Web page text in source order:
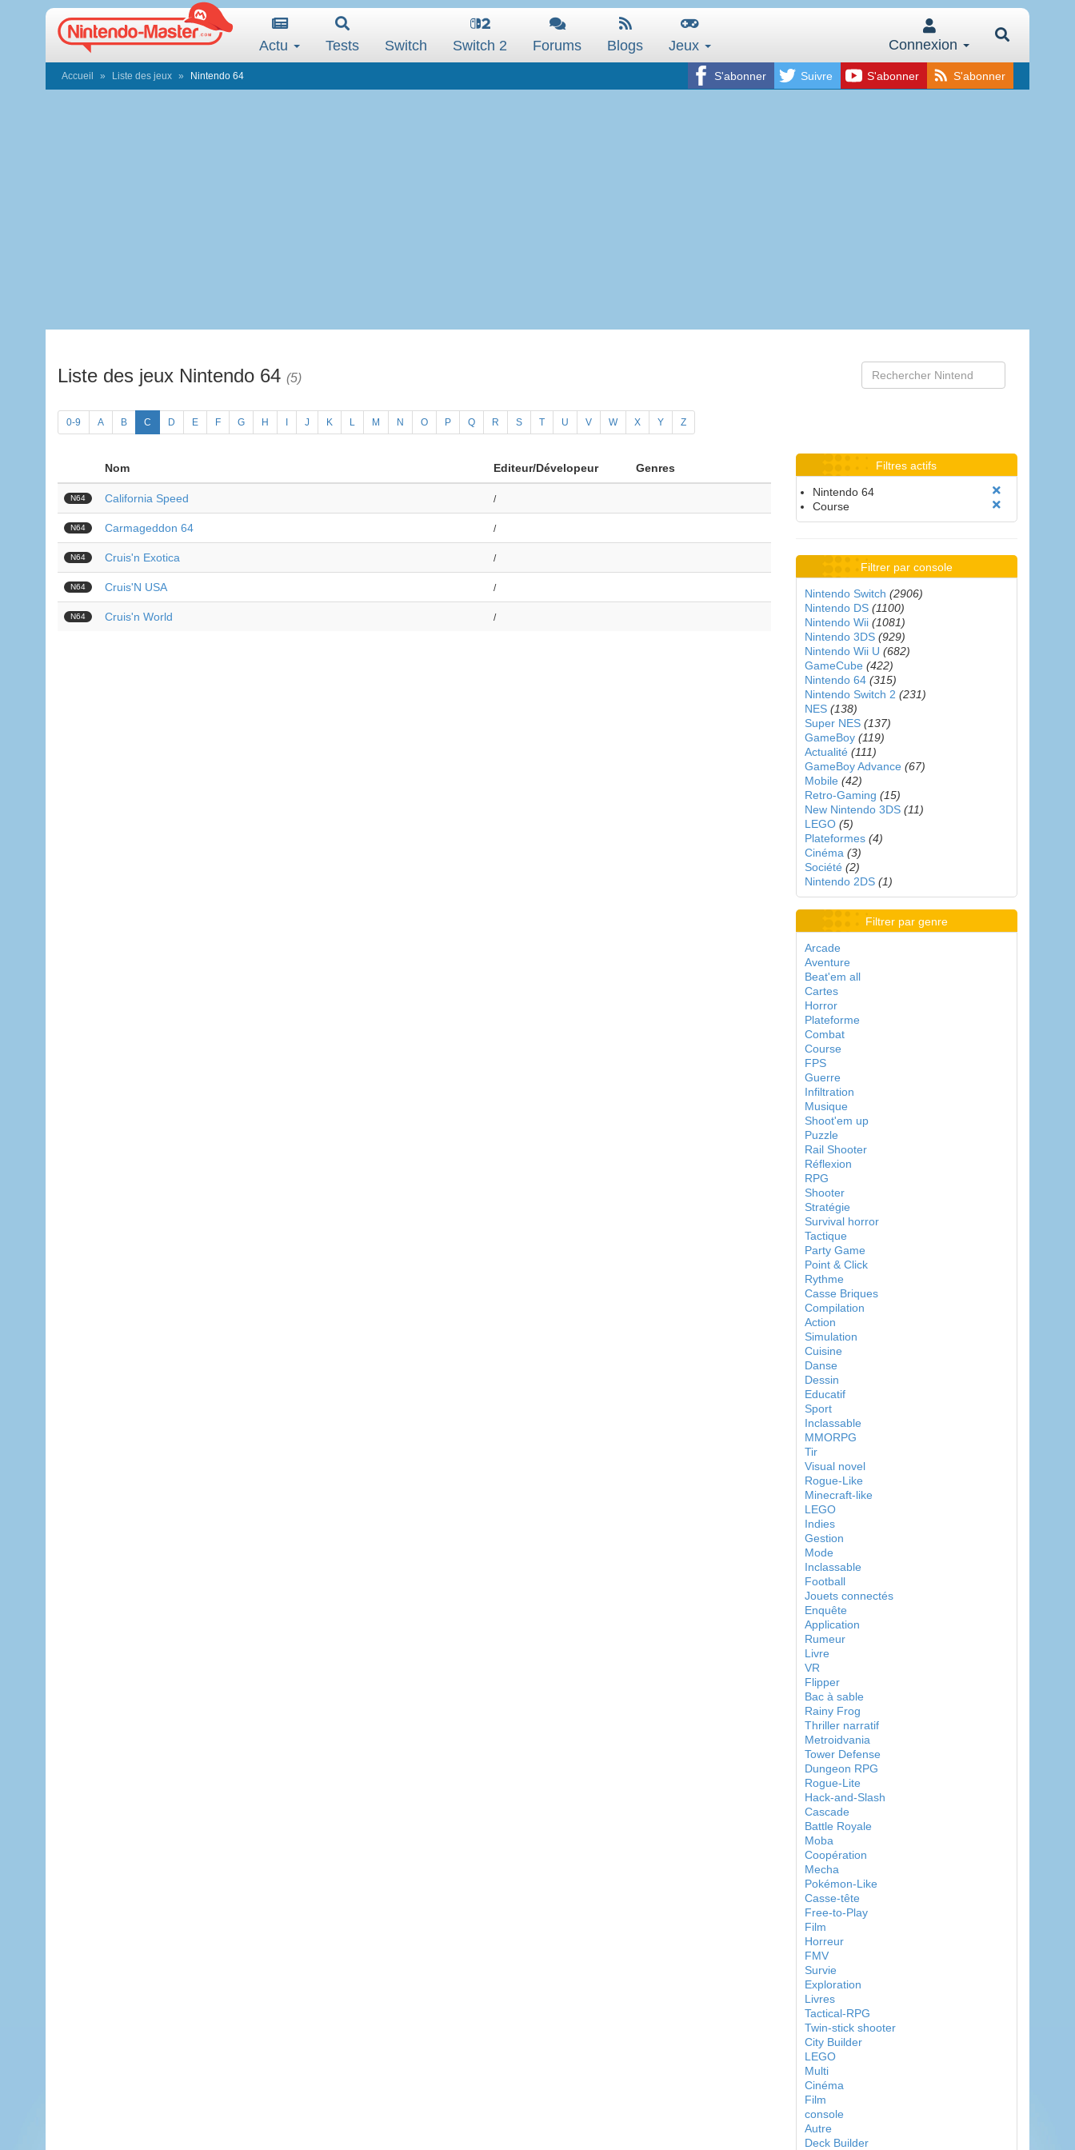
Actu Tests Switch Switch 2 Forums Blogs Jeux Connexion
S'abonner Suivre S'abonner S'abonner
Accueil Liste des jeux Nintendo 64
Liste des jeux Nintendo 64 (5)
0-9 A B C D E F G H J K L M N O P Q R S T U V W X Y Z
Nom Editeur/Dévelopeur Genres
N64 California Speed /
N64 Carmageddon 64 /
N64 Cruis'n Exotica /
N64 Cruis'N USA /
N64 Cruis'n World /
Filtres actifs
Nintendo 64
Course
Filtrer par console
Nintendo Switch (2906)
Nintendo DS (1100)
Nintendo Wii (1081)
Nintendo 3DS (929)
Nintendo Wii U (682)
GameCube (422)
Nintendo 64 (315)
Nintendo Switch 2 (231)
NES (138)
Super NES (137)
GameBoy (119)
Actualité (111)
GameBoy Advance (67)
Mobile (42)
Retro-Gaming (15)
New Nintendo 3DS (11)
LEGO (5)
Plateformes (4)
Cinéma (3)
Société (2)
Nintendo 2DS (1)
Filtrer par genre
Arcade
Aventure
Beat'em all
Cartes
Horror
Plateforme
Combat
Course
FPS
Guerre
Infiltration
Musique
Shoot'em up
Puzzle
Rail Shooter
Réflexion
RPG
Shooter
Stratégie
Survival horror
Tactique
Party Game
Point & Click
Rythme
Casse Briques
Compilation
Action
Simulation
Cuisine
Danse
Dessin
Educatif
Sport
Inclassable
MMORPG
Tir
Visual novel
Rogue-Like
Minecraft-like
LEGO
Indies
Gestion
Mode
Inclassable
Football
Jouets connectés
Enquête
Application
Rumeur
Livre
VR
Flipper
Bac à sable
Rainy Frog
Thriller narratif
Metroidvania
Tower Defense
Dungeon RPG
Rogue-Lite
Hack-and-Slash
Cascade
Battle Royale
Moba
Coopération
Mecha
Pokémon-Like
Casse-tête
Free-to-Play
Film
Horreur
FMV
Survie
Exploration
Livres
Tactical-RPG
Twin-stick shooter
City Builder
LEGO
Multi
Cinéma
Film
console
Autre
Deck Builder